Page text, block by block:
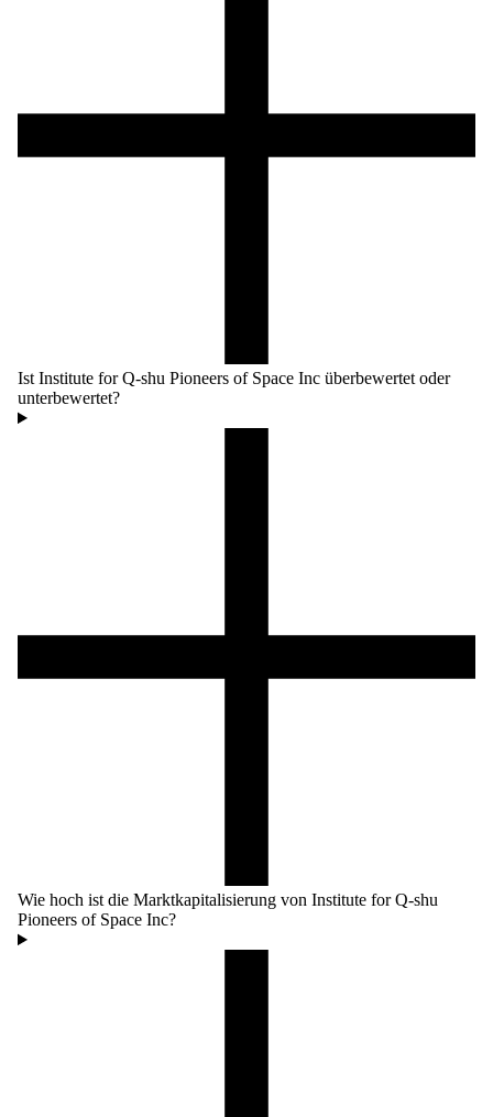
Ist Institute for Q-shu Pioneers of Space Inc überbewertet oder
unterbewertet?
Wie hoch ist die Marktkapitalisierung von Institute for Q-shu
Pioneers of Space Inc?